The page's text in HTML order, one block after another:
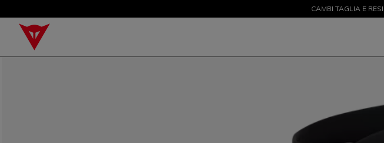
SALDI FINO
CAMBI TAGLIA E